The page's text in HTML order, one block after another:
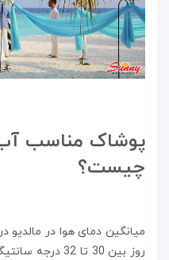
پوشاک مناسب
چیست؟
روز بین 30 تا